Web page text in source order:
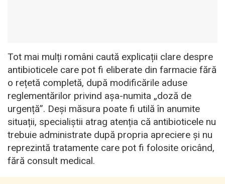
Tot mai mulți români caută explicații clare despre
antibioticele care pot fi eliberate din farmacie fără
o rețetă completă, după modificările aduse
reglementărilor privind așa-numita „doză de
urgență”. Deși măsura poate fi utilă în anumite
situații, specialiștii atrag atenția că antibioticele nu
trebuie administrate după propria apreciere și nu
reprezintă tratamente care pot fi folosite oricând,
fără consult medical.